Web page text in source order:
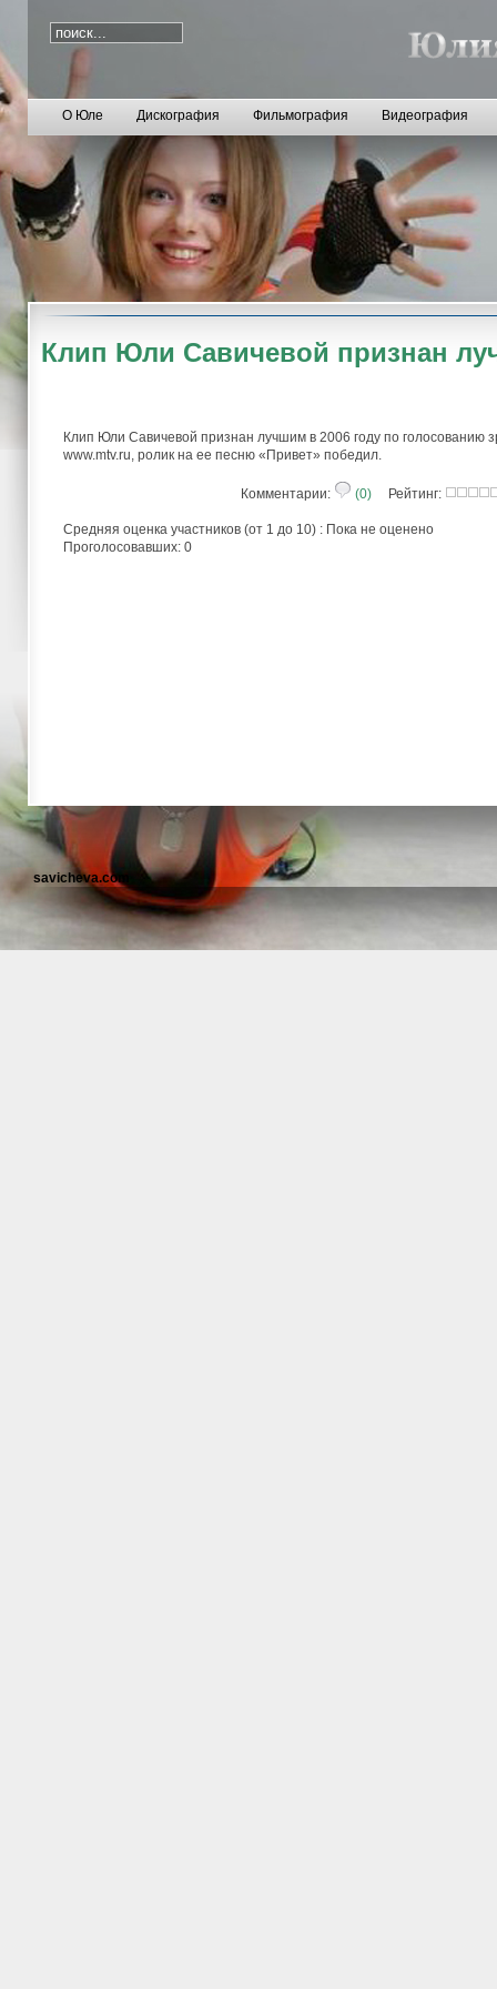
О Юле Дискография Фильмография Видеография
Клип Юли Савичевой признан
Клип Юли Савичевой признан лучшим в 2006 году по голосованию
www.mtv.ru, ролик на ее песню «Привет» победил.
Комментарии: (0) Рейтинг:
Средняя оценка участников (от 1 до 10) : Пока не оценено
Проголосовавших: 0
savicheva.com